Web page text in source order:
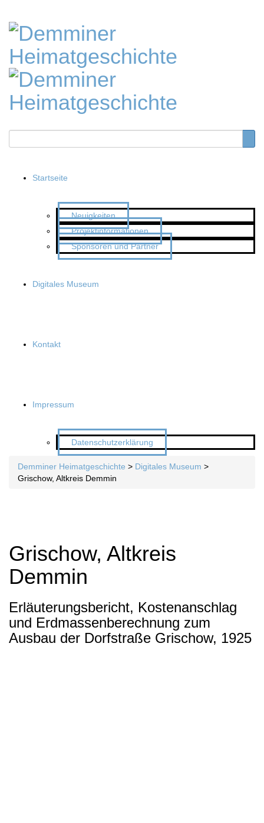
Startseite
Neuigkeiten
Projektinformationen
Sponsoren und Partner
Digitales Museum
Kontakt
Impressum
Datenschutzerklärung
Demminer Heimatgeschichte > Digitales Museum >
Grischow, Altkreis Demmin
Grischow, Altkreis
Demmin
Erläuterungsbericht, Kostenanschlag
und Erdmassenberechnung zum
Ausbau der Dorfstraße Grischow, 1925